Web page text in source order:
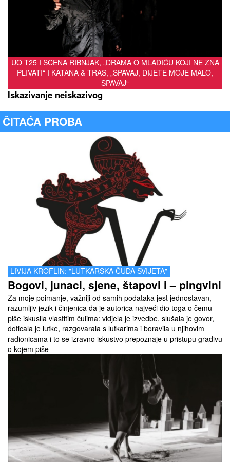
UO T25 I SCENA RIBNJAK, „DRAMA O MLADIĆU KOJI NE ZNA
PLIVATI“ I KATANA & TRAS, „SPAVAJ, DIJETE MOJE MALO,
SPAVAJ“
Iskazivanje neiskazivog
ČITAĆA PROBA
LIVIJA KROFLIN: "LUTKARSKA ČUDA SVIJETA"
Bogovi, junaci, sjene, štapovi i – pingvini
Za moje poimanje, važniji od samih podataka jest jednostavan,
razumljiv jezik i činjenica da je autorica najveći dio toga o čemu
piše iskusila vlastitim čulima: vidjela je izvedbe, slušala je govor,
doticala je lutke, razgovarala s lutkarima i boravila u njihovim
radionicama i to se izravno iskustvo prepoznaje u pristupu gradivu
o kojem piše